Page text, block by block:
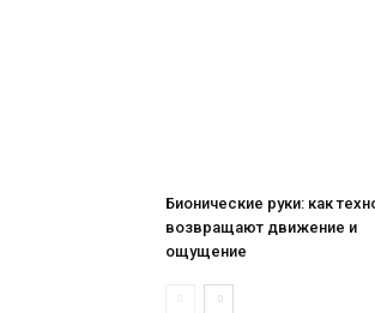
Бионические руки: как
возвращают движение и
ощущение